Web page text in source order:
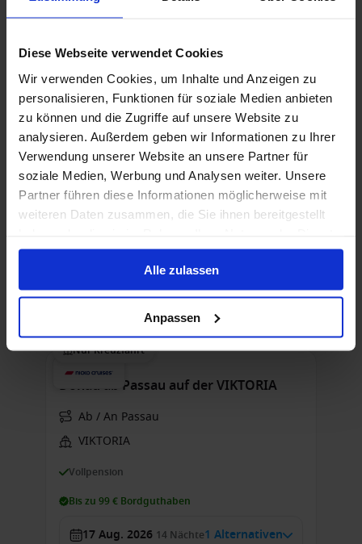
Diese Webseite verwendet Cookies
Wir verwenden Cookies, um Inhalte und Anzeigen zu
personalisieren, Funktionen für soziale Medien anbieten
zu können und die Zugriffe auf unsere Website zu
analysieren. Außerdem geben wir Informationen zu Ihrer
Verwendung unserer Website an unsere Partner für
soziale Medien, Werbung und Analysen weiter. Unsere
Partner führen diese Informationen möglicherweise mit
weiteren Daten zusammen, die Sie ihnen bereitgestellt
gesammelt haben.
Alle zulassen
Anpassen
1.249 €p. P.
Donau ab Passau auf der Antonia
Ab / An Passau
Antonia
Bis zu 49 € Bordguthaben
Balkonkabineab
Nur Kreuzfahrt
Donau ab Passau auf der VIKTORIA
Ab / An Passau
VIKTORIA
Vollpension
Bis zu 99 € Bordguthaben
17 Aug. 2026 14 Nächte1 Alternativen